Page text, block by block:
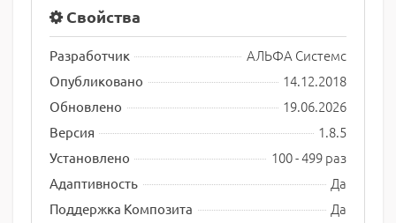
Свойства
Разработчик АЛЬФА Системс
Опубликовано 14.12.2018
Обновлено 19.06.2026
Версия 1.8.5
Установлено 100 - 499 раз
Адаптивность Да
Поддержка Композита Да